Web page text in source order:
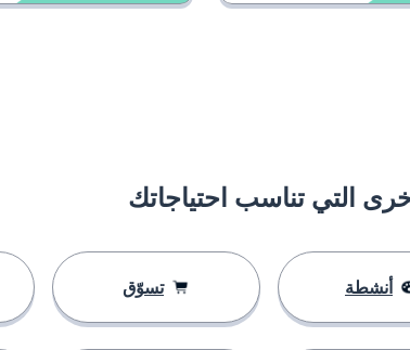
التي تناسب احتياجاتك
أنشطة تسوّق